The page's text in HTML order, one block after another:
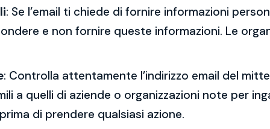
: Se l’email ti chiede di fornire informazioni
e non fornire queste informazioni. Le
: Controlla attentamente l’indirizzo email del
a quelli di aziende o organizzazioni note per
di prendere qualsiasi azione.